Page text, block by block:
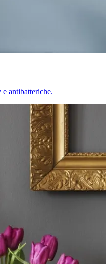
antibatteriche.